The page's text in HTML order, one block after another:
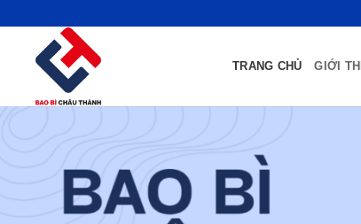
TRANG CHỦ GIỚI